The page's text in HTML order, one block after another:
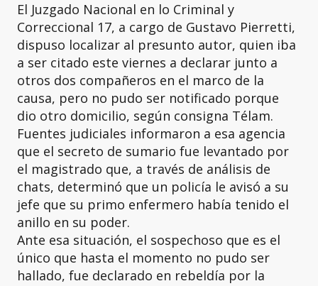
El Juzgado Nacional en lo Criminal y
Correccional 17, a cargo de Gustavo Pierretti,
dispuso localizar al presunto autor, quien iba
a ser citado este viernes a declarar junto a
otros dos compañeros en el marco de la
causa, pero no pudo ser notificado porque
dio otro domicilio, según consigna Télam.
Fuentes judiciales informaron a esa agencia
que el secreto de sumario fue levantado por
el magistrado que, a través de análisis de
chats, determinó que un policía le avisó a su
jefe que su primo enfermero había tenido el
anillo en su poder.
Ante esa situación, el sospechoso que es el
único que hasta el momento no pudo ser
hallado, fue declarado en rebeldía por la